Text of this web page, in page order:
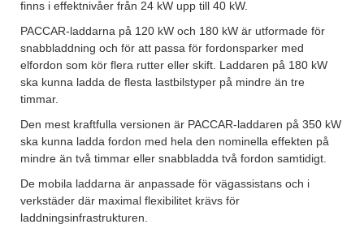
finns i effektnivåer från 24 kW upp till 40 kW.
PACCAR-laddarna på 120 kW och 180 kW är utformade för
snabbladdning och för att passa för fordonsparker med
elfordon som kör flera rutter eller skift. Laddaren på 180 kW
ska kunna ladda de flesta lastbilstyper på mindre än tre
timmar.
Den mest kraftfulla versionen är PACCAR-laddaren på 350 kW
ska kunna ladda fordon med hela den nominella effekten på
mindre än två timmar eller snabbladda två fordon samtidigt.
De mobila laddarna är anpassade för vägassistans och i
verkstäder där maximal flexibilitet krävs för
laddningsinfrastrukturen.